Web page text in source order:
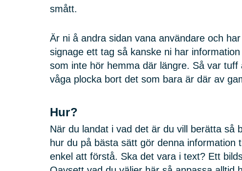
smått.
Är ni å andra sidan vana användare och
signage ett tag så kanske ni har
som inte hör hemma där längre. Så var tuff
våga plocka bort det som bara är där av
Hur?
När du landat i vad det är du vill berätta så
hur du på bästa sätt gör denna information
enkel att förstå. Ska det vara i text? Ett